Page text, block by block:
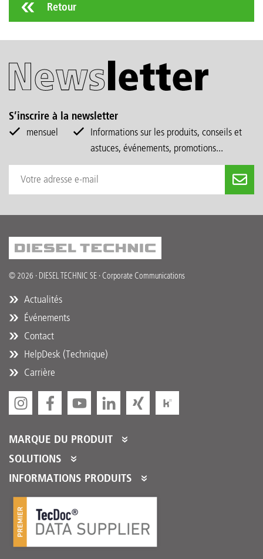
Retour
S’inscrire à la newsletter
mensuel
Informations sur les produits, conseils et
astuces, événements, promotions...
© 2026 · DIESEL TECHNIC SE · Corporate Communications
Actualités
Événements
Contact
HelpDesk (Technique)
Carrière
MARQUE DU PRODUIT
DT Spare Parts
SOLUTIONS
Partner Portal
Services partenaires
Performance Logistique
DTQS
INFORMATIONS PRODUITS
Catalogues de produits
Product Promotions